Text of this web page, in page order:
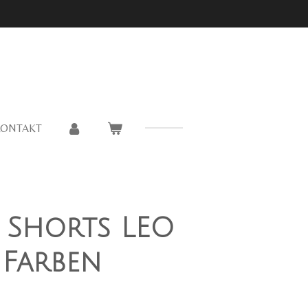
LEO